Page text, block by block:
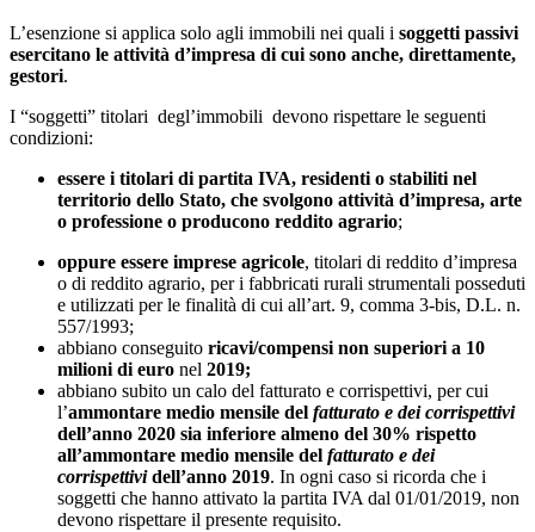
L’esenzione si applica solo agli immobili nei quali i soggetti passivi
esercitano le attività d’impresa di cui sono anche, direttamente,
gestori.
I “soggetti” titolari degl’immobili devono rispettare le seguenti
condizioni:
essere i titolari di partita IVA, residenti o stabiliti nel
territorio dello Stato, che svolgono attività d’impresa, arte
o professione o producono reddito agrario;
oppure essere imprese agricole, titolari di reddito d’impresa
o di reddito agrario, per i fabbricati rurali strumentali posseduti
e utilizzati per le finalità di cui all’art. 9, comma 3-bis, D.L. n.
557/1993;
abbiano conseguito ricavi/compensi non superiori a 10
milioni di euro nel 2019;
abbiano subito un calo del fatturato e corrispettivi, per cui
l’ammontare medio mensile del fatturato e dei corrispettivi
dell’anno 2020 sia inferiore almeno del 30% rispetto
all’ammontare medio mensile del fatturato e dei
corrispettividell’anno 2019. In ogni caso si ricorda che i
soggetti che hanno attivato la partita IVA dal 01/01/2019, non
devono rispettare il presente requisito.